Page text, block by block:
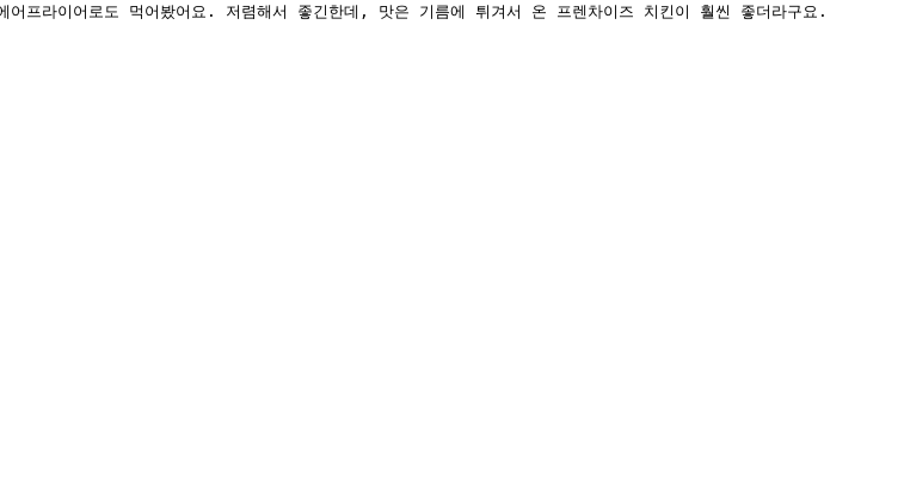
프라이어로도 먹어봤어요. 저렴해서 좋긴한데, 맛은 기름에 튀겨서 온 프렌차이즈 치킨이 훨씬 좋더라구요.